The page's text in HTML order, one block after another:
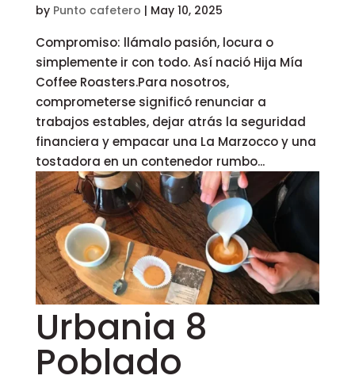
by Punto cafetero | May 10, 2025
Compromiso: llámalo pasión, locura o
simplemente ir con todo. Así nació Hija Mía
Coffee Roasters.Para nosotros,
comprometerse significó renunciar a
trabajos estables, dejar atrás la seguridad
financiera y empacar una La Marzocco y una
tostadora en un contenedor rumbo...
Urbania 8
Poblado